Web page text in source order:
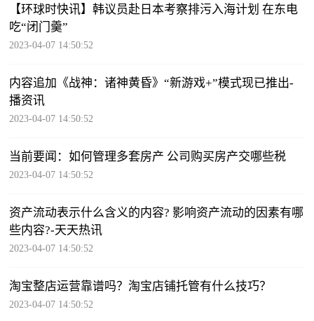
【环球时快讯】韩议员赴日本考察排污入海计划 在东电
吃“闭门羹”
2023-04-07 14:50:52
内容追加《战神：诸神黄昏》“新游戏+”模式现已推出-
播资讯
2023-04-07 14:50:52
当前要闻：如何管理多套房产 公司购买房产交哪些税
2023-04-07 14:50:52
​资产流动表示什么含义的内容? 影响资产流动的因素有哪
些内容?-天天热讯
2023-04-07 14:50:52
淘宝整店运营靠谱吗？淘宝店铺托管有什么技巧？
2023-04-07 14:50:52